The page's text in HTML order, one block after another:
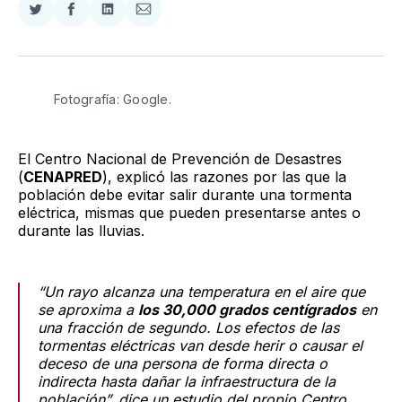
Compartir
Twitter
Compartir
Facebook
Compartir
LinkedIn
Compartir
Email
Fotografía: Google.
El Centro Nacional de Prevención de Desastres
(CENAPRED), explicó las razones por las que la
población debe evitar salir durante una tormenta
eléctrica, mismas que pueden presentarse antes o
durante las lluvias.
“Un rayo alcanza una temperatura en el aire que
se aproxima a los 30,000 grados centígradosen
una fracción de segundo. Los efectos de las
tormentas eléctricas van desde herir o causar el
deceso de una persona de forma directa o
indirecta hasta dañar la infraestructura de la